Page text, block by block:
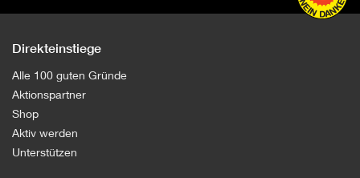
Direkteinstiege
Alle 100 guten Gründe
Aktionspartner
Shop
Aktiv werden
Unterstützen